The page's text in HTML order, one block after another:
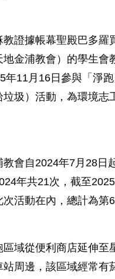
教證據帳幕聖殿巴多羅
地金浦教會）的學生會
年11月16日參與「淨
垃圾）活動，為環境志
教會自2024年7月28日
年共21次，截至
活動在內，總計為第
區域從便利商店延伸至
站周邊，該區域經常有